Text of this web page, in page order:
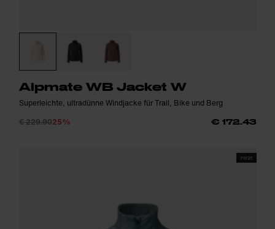
Alpmate WB Jacket W
Superleichte, ultradünne Windjacke für Trail, Bike und Berg
€ 229.9025% € 172.43
FW25